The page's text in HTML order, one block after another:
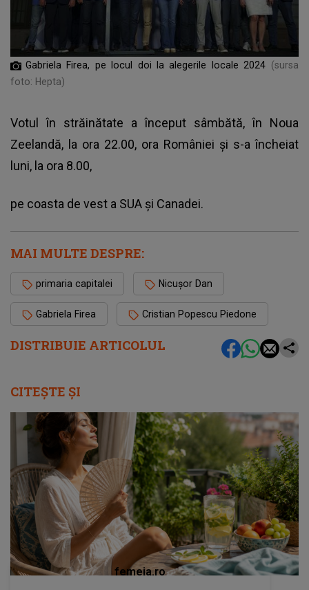
DISTRIBUIE ARTICOLUL
Gabriela Firea, pe locul doi la alegerile locale 2024 (sursa
foto: Hepta)
Votul în străinătate a început sâmbătă, în Noua
Zeelandă, la ora 22.00, ora României şi s-a încheiat
luni, la ora 8.00,
pe coasta de vest a SUA şi Canadei.
MAI MULTE DESPRE:
primaria capitalei Nicușor Dan
Gabriela Firea Cristian Popescu Piedone
CITEȘTE ȘI
femeia.ro